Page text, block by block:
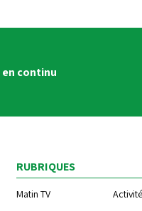
continu
RUBRIQUES
Matin TV